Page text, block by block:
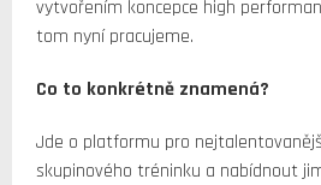
vytvořením koncepce high
tom nyní pracujeme.
Co to konkrétně znamená?
Jde o platformu pro
skupinového tréninku a nabídnout